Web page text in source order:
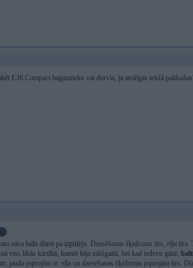
E36 Compact bagaznieku vai durvis, ja atslēgas iekšā
nāca balti dūmi pa izpūtēju. Dzesēšanas šķidrums tīrs, eļļa
viss likās kārtībā, kamēr bija tukšgaitā, bet kad iedevu gāzē,
jauda joprojām ir, eļļa un dzesēšanas šķidrums joprojām tīrs.